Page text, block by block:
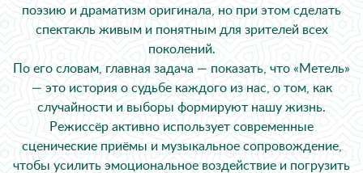
поэзию и драматизм оригинала, но при этом сделать
спектакль живым и понятным для зрителей всех
поколений.
По его словам, главная задача — показать, что «Метель»
— это история о судьбе каждого из нас, о том, как
случайности и выборы формируют нашу жизнь.
Режиссёр активно использует современные
сценические приёмы и музыкальное сопровождение,
чтобы усилить эмоциональное воздействие и погрузить